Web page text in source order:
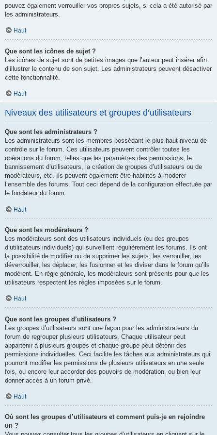
pouvez également verrouiller vos propres sujets, si cela a été autorisé par
les administrateurs.
Haut
Que sont les icônes de sujet ?
Les icônes de sujet sont de petites images que l’auteur peut insérer afin
d’illustrer le contenu de son sujet. Les administrateurs peuvent désactiver
cette fonctionnalité.
Haut
Niveaux des utilisateurs et groupes d’utilisateurs
Que sont les administrateurs ?
Les administrateurs sont les membres possédant le plus haut niveau de
contrôle sur le forum. Ces utilisateurs peuvent contrôler toutes les
opérations du forum, telles que les paramètres des permissions, le
bannissement d’utilisateurs, la création de groupes d’utilisateurs ou de
modérateurs, etc. Ils peuvent également être habilités à modérer
l’ensemble des forums. Tout ceci dépend de la configuration effectuée par
le fondateur du forum.
Haut
Que sont les modérateurs ?
Les modérateurs sont des utilisateurs individuels (ou des groupes
d’utilisateurs individuels) qui surveillent régulièrement les forums. Ils ont
la possibilité de modifier ou de supprimer les sujets, les verrouiller, les
déverrouiller, les déplacer, les fusionner et les diviser dans le forum qu’ils
modèrent. En règle générale, les modérateurs sont présents pour que les
utilisateurs respectent les règles imposées sur le forum.
Haut
Que sont les groupes d’utilisateurs ?
Les groupes d’utilisateurs sont une façon pour les administrateurs du
forum de regrouper plusieurs utilisateurs. Chaque utilisateur peut
appartenir à plusieurs groupes et chaque groupe peut détenir des
permissions individuelles. Ceci facilite les tâches aux administrateurs qui
pourront modifier les permissions de plusieurs utilisateurs en une seule
fois, ou encore leur accorder des pouvoirs de modération, ou bien leur
donner accès à un forum privé.
Haut
Où sont les groupes d’utilisateurs et comment puis-je en rejoindre
un ?